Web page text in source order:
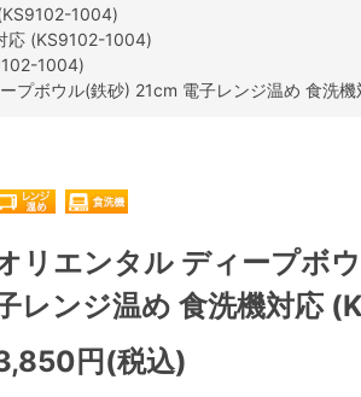
1004)
応 (KS9102-1004)
1004)
プボウル(鉄砂) 21cm 電子レンジ温め 食洗
リエンタル ディープボ
レンジ温め 食洗機対応
円(税込)